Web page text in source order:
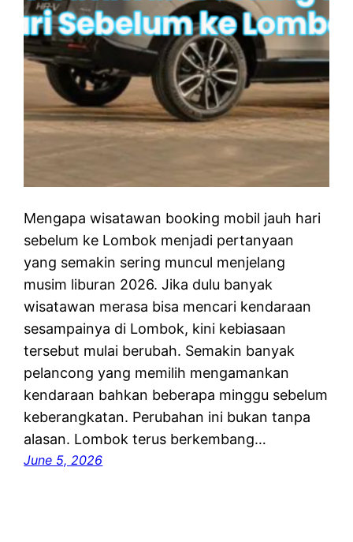
Mengapa wisatawan booking mobil jauh hari
sebelum ke Lombok menjadi pertanyaan
yang semakin sering muncul menjelang
musim liburan 2026. Jika dulu banyak
wisatawan merasa bisa mencari kendaraan
sesampainya di Lombok, kini kebiasaan
tersebut mulai berubah. Semakin banyak
pelancong yang memilih mengamankan
kendaraan bahkan beberapa minggu sebelum
keberangkatan. Perubahan ini bukan tanpa
alasan. Lombok terus berkembang…
June 5, 2026